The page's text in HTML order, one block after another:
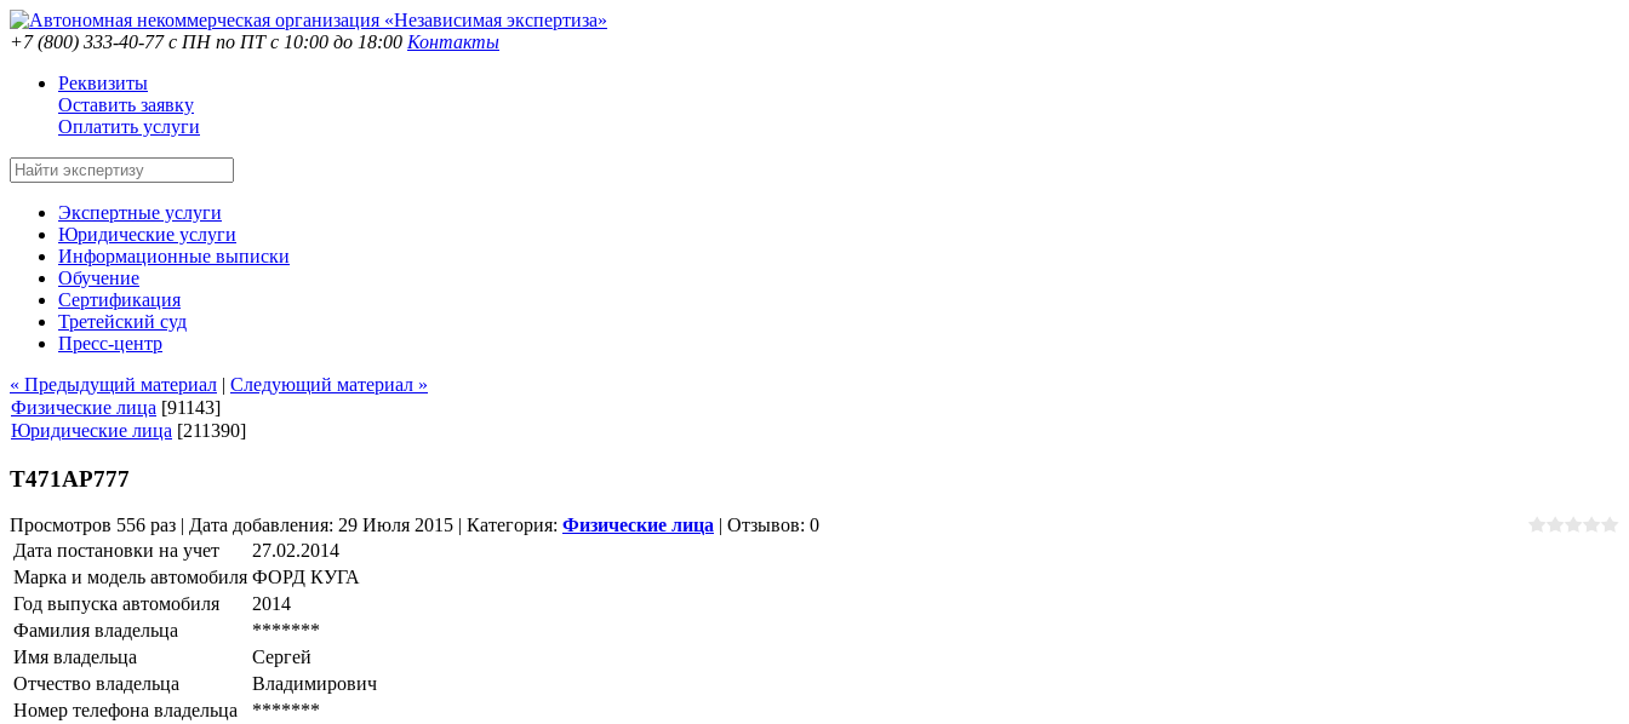
+7 (800) 333-40-77с ПН по ПТ с 10:00 до 18:00 Контакты
Реквизиты
Оставить заявку
Оплатить услуги
Экспертные услуги
Юридические услуги
Информационные выписки
Обучение
Сертификация
Третейский суд
Пресс-центр
« Предыдущий материал | Следующий материал »
Физические лица [91143]
Юридические лица [211390]
Т471АР777
Просмотров 556 раз | Дата добавления: 29 Июля 2015 | Категория: Физические лица | Отзывов: 0
Дата постановки на учет
27.02.2014
Марка и модель автомобиля ФОРД КУГА
Год выпуска автомобиля
2014
Фамилия владельца
*******
Имя владельца
Сергей
Отчество владельца
Владимирович
Номер телефона владельца
*******